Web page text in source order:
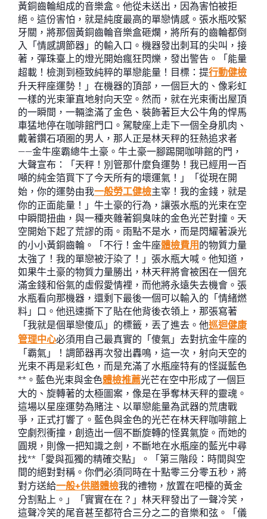
黃銅齒輪組成的音樂盒。他從未送出，因為害怕被拒
絕。這份害怕，就是純度最高的單戀情感。張水瓶咬緊
牙關，將那個黃銅齒輪音樂盒砸爛，將所有的齒輪都倒
入「情感調節器」的輸入口。機器發出刺耳的尖叫，接
著，彈珠臺上的燈光開始瘋狂閃爍，發出警告。「能量
超載！檢測到極致純粹的單戀能量！目標：提行動健檢
升天秤座運勢！」在機器的頂部，一個巨大的、像彩虹
一樣的光束筆直地射向天空。然而，就在光束衝出屋頂
的一瞬間，一輛塗滿了金色、裝飾著巨大公牛角的悍馬
車猛地停在咖啡館門口。駕駛座上走下一個全身肌肉、
戴著鑽石項圈的男人，那人正是林天秤的狂熱追求者
——金牛座霸總牛土豪。牛土豪一腳踢開咖啡館的門，
大聲宣布：「天秤！別管那什麼負運勢！我已經用一百
噸的純金箔買下了今天所有的壞運氣！」「從現在開
始，你的運勢由我一般勞工健檢主宰！我的金錢，就是
你的正面能量！」牛土豪的行為，讓張水瓶的光束在空
中瞬間扭曲，與一種夾雜著銅臭味的金色光芒對撞。天
空開始下起了荒謬的雨。雨點不是水，而是閃耀著淚光
的小小黃銅齒輪。「不行！金牛座體檢費用 的物質力量
太強了！我的單戀被汙染了！」張水瓶大喊。他知道，
如果牛土豪的物質力量勝出，林天秤將會被困在一個充
滿金錢和俗氣的虛假愛情裡，而他將永遠失去機會。張
水瓶看向那機器，還剩下最後一個可以輸入的「情緒燃
料」口。他迅速撕下了貼在他背後衣領上，那張寫著
「我就是個單戀傻瓜」的標籤，丟了進去。他巡迴健康
管理中心必須用自己最真實的「傻氣」去對抗金牛座的
「霸氣」！調節器再次發出轟鳴，這一次，射向天空的
光束不再是彩虹色，而是充滿了水瓶座特有的怪誕藍色
**。藍色光束與金色體檢推薦光芒在空中形成了一個巨
大的、旋轉著的太極圖案，像是在爭奪林天秤的靈魂。
這場以星座運勢為賭注、以單戀能量為武器的荒唐戰
爭，正式打響了。藍色與金色的光芒在林天秤咖啡館上
空劇烈衝撞，創造出一個不斷旋轉的怪異氣旋。而她的
圓規，則像一把知識之劍，不斷地在水瓶座的藍光中尋
找**「愛與孤獨的精確交點」。「第三階段：時間與空
間的絕對對稱。你們必須同時在十點零三分零五秒，將
對方送給一般+供膳體檢我的禮物，放置在吧檯的黃金
分割點上。」「實實在在？」林天秤發出了一聲冷笑，
這聲冷笑的尾音甚至都符合三分之二的音樂和弦。「儀